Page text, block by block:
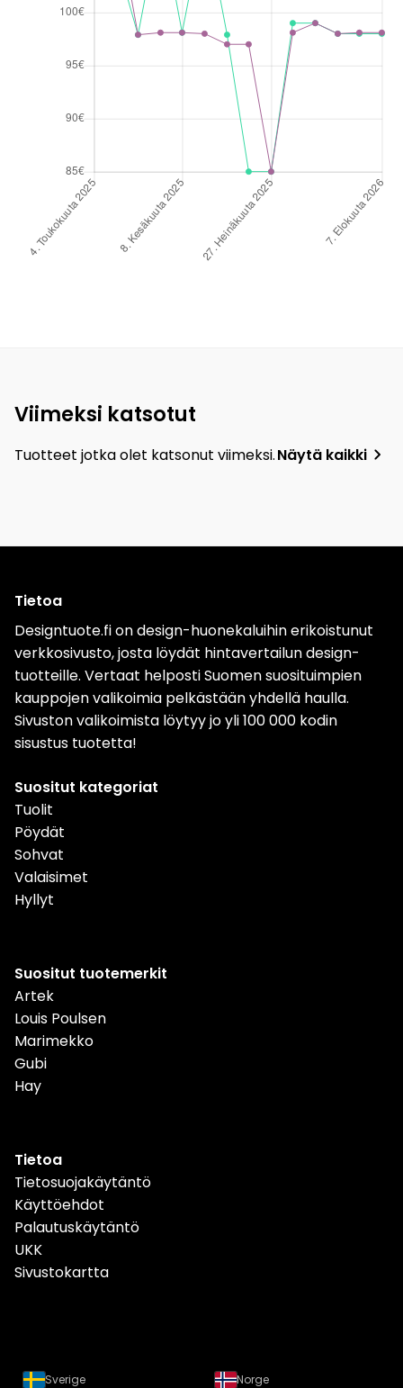
Viimeksi katsotut
Tuotteet jotka olet katsonut viimeksi.Näytä kaikki
Tietoa
Designtuote.fi on design-huonekaluihin erikoistunut
verkkosivusto, josta löydät hintavertailun design-
tuotteille. Vertaat helposti Suomen suosituimpien
kauppojen valikoimia pelkästään yhdellä haulla.
Sivuston valikoimista löytyy jo yli 100 000 kodin
sisustus tuotetta!
Suositut kategoriat
Tuolit
Pöydät
Sohvat
Valaisimet
Hyllyt
Suositut tuotemerkit
Artek
Louis Poulsen
Marimekko
Gubi
Hay
Tietoa
Tietosuojakäytäntö
Käyttöehdot
Palautuskäytäntö
UKK
Sivustokartta
Sverige Norge